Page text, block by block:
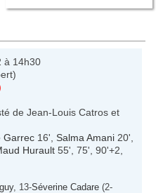
à 14h30
de Jean-Louis Catros et
Garrec 16', Salma Amani 20',
Hurault 55', 75', 90'+2,
, 13-Séverine Cadare (2-